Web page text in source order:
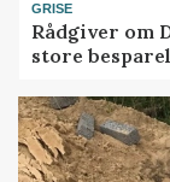
GRISE
Rådgiver om
store